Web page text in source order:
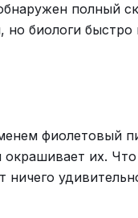
полный
биологи быстро
фиолетовый
окрашивает их.